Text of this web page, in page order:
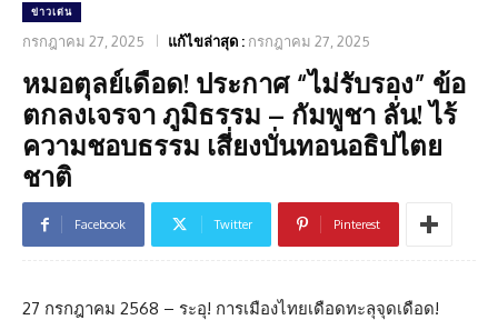
ข่าวเด่น
กรกฎาคม 27, 2025 แก้ไขล่าสุด : กรกฎาคม 27, 2025
หมอตุลย์เดือด! ประกาศ “ไม่รับรอง” ข้อ
ตกลงเจรจา ภูมิธรรม – กัมพูชา ลั่น! ไร้
ความชอบธรรม เสี่ยงบั่นทอนอธิปไตย
ชาติ
Facebook Twitter Pinterest
27 กรกฎาคม 2568 – ระอุ! การเมืองไทยเดือดทะลุจุดเดือด!